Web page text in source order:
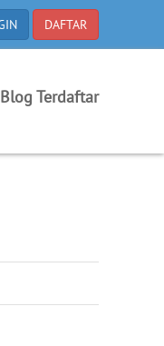
Blog Terdaftar